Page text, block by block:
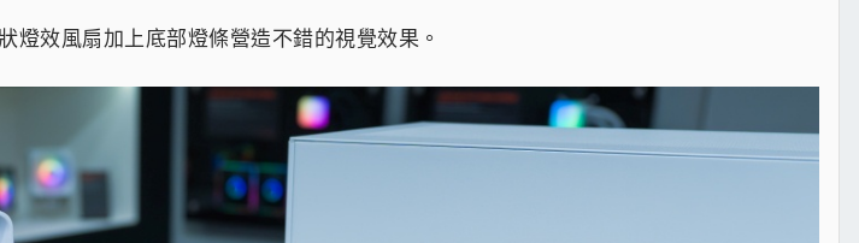
效風扇加上底部燈條營造不錯的視覺效果。